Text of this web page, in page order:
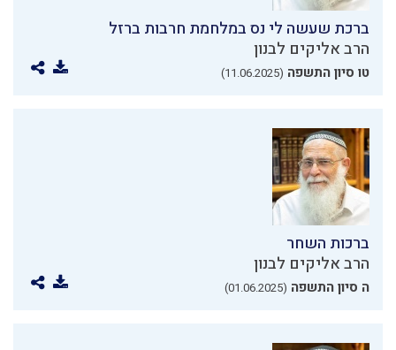
ברכת שעשה לי נס במלחמת חרבות ברזל
הרב אליקים לבנון
טו סיון התשפה (11.06.2025)
ברכות השחר
הרב אליקים לבנון
ה סיון התשפה (01.06.2025)